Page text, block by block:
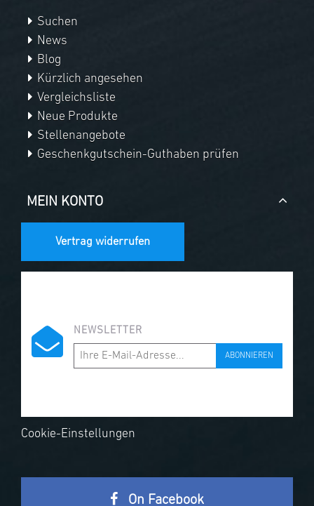
Suchen
News
Blog
Kürzlich angesehen
Vergleichsliste
Neue Produkte
Stellenangebote
Geschenkgutschein-Guthaben prüfen
MEIN KONTO
Vertrag widerrufen
NEWSLETTER
ABONNIEREN
Cookie-Einstellungen
On Facebook